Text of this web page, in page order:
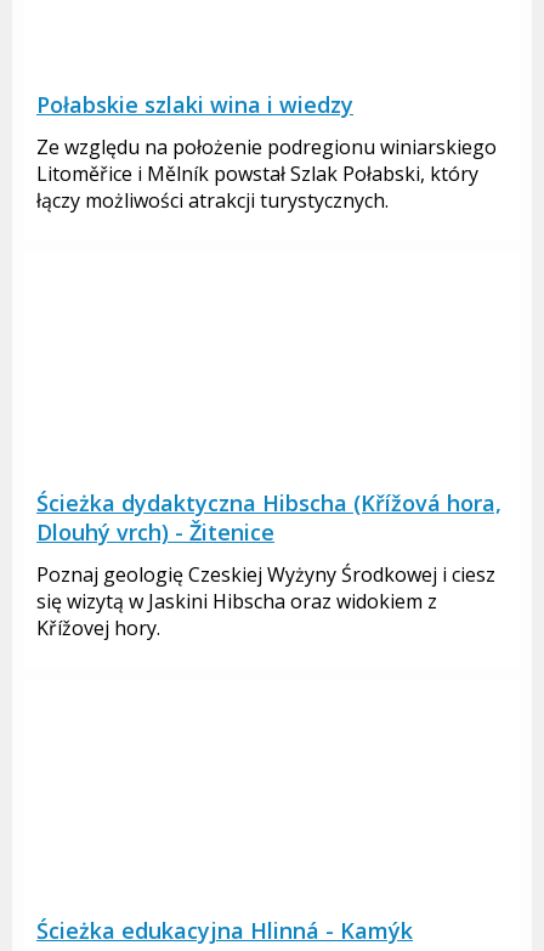
Połabskie szlaki wina i wiedzy
Ze względu na położenie podregionu winiarskiego
Litoměřice i Mělník powstał Szlak Połabski, który
łączy możliwości atrakcji turystycznych.
Ścieżka dydaktyczna Hibscha (Křížová hora,
Dlouhý vrch) - Žitenice
Poznaj geologię Czeskiej Wyżyny Środkowej i ciesz
się wizytą w Jaskini Hibscha oraz widokiem z
Křížovej hory.
Ścieżka edukacyjna Hlinná - Kamýk